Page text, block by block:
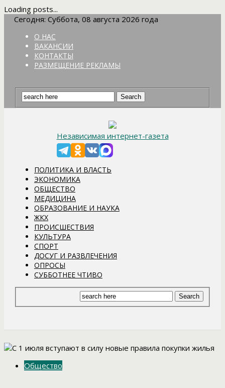
Loading posts...
Сегодня: Суббота, 08 августа 2026 года
О НАС
ВАКАНСИИ
КОНТАКТЫ
РАЗМЕЩЕНИЕ РЕКЛАМЫ
Независимая интернет-газета
ПОЛИТИКА И ВЛАСТЬ
ЭКОНОМИКА
ОБЩЕСТВО
МЕДИЦИНА
ОБРАЗОВАНИЕ И НАУКА
ЖКХ
ПРОИСШЕСТВИЯ
КУЛЬТУРА
СПОРТ
ДОСУГ И РАЗВЛЕЧЕНИЯ
ОПРОСЫ
СУББОТНЕЕ ЧТИВО
Общество